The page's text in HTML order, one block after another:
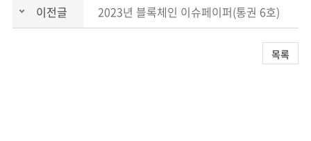
이전글
2023년 블록체인 이슈페이퍼(통권 6호)
목록